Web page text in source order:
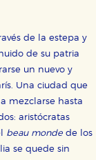
de la estepa y
de su patria
un nuevo y
Una ciudad que
mezclarse hasta
aristócratas
beau mondede los
se quede sin